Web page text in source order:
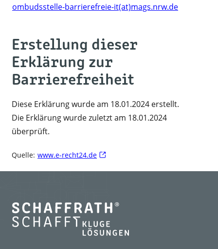
ombudsstelle-barrierefreie-it(at)mags.nrw.de
Erstellung dieser
Erklärung zur
Barrierefreiheit
Diese Erklärung wurde am 18.01.2024 erstellt.
Die Erklärung wurde zuletzt am 18.01.2024
überprüft.
Quelle: www.e-recht24.de